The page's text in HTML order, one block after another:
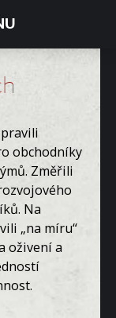
obchodníky
Změřili
Na
„na míru“
oživení a